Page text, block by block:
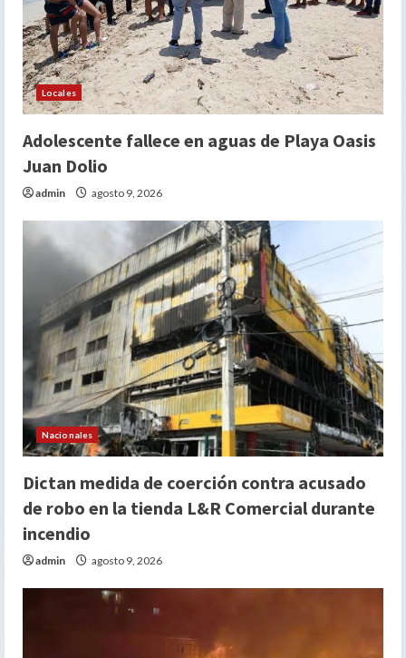
Locales
Adolescente fallece en aguas de Playa Oasis
Juan Dolio
admin agosto 9, 2026
Nacionales
Dictan medida de coerción contra acusado
de robo en la tienda L&R Comercial durante
incendio
admin agosto 9, 2026